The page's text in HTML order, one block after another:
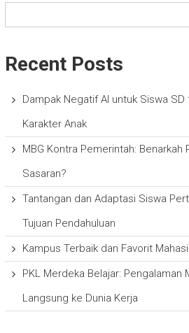
Recent Posts
Dampak Negatif AI untuk Siswa
Karakter Anak
MBG Kontra Pemerintah: Benarkah
Sasaran?
Tantangan dan Adaptasi Siswa
Tujuan Pendahuluan
Kampus Terbaik dan Favorit
PKL Merdeka Belajar: Pengalaman
Langsung ke Dunia Kerja